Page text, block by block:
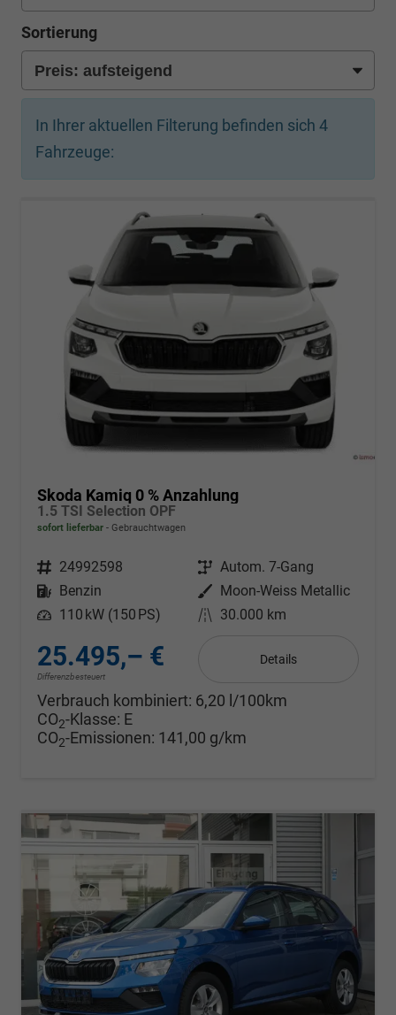
Sortierung
In Ihrer aktuellen Filterung befinden sich 4
Fahrzeuge:
Skoda Kamiq 0 % Anzahlung
1.5 TSI Selection OPF
sofort lieferbar Gebrauchtwagen
Fahrzeugnr. 24992598 Getriebe Autom. 7-Gang
Kraftstoff
Benzin Außenfarbe
Moon-Weiss Metallic
Leistung 110 kW (150 PS) Kilometerstand 30.000 km
25.495,– €
Differenzbesteuert
Details
Verbrauch kombiniert: 6,20 l/100km
CO2-Klasse: E
CO2-Emissionen: 141,00 g/km